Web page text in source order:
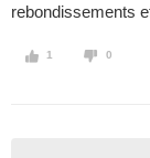
rebondissements
1 0